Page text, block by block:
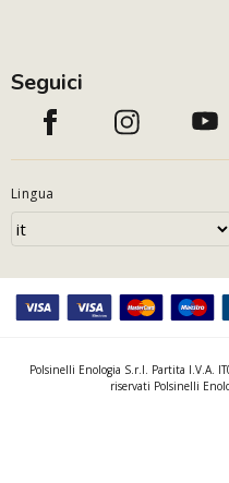
Seguici
Lingua
Polsinelli Enologia S.r.l. Partita
riservati Polsinelli